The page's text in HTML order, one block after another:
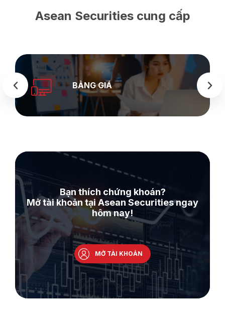
Asean Securities cung cấp
SEASTOCK
WEB
Bạn thích chứng khoán?
Mở tài khoản tại Asean Securities ngay
hôm nay!
MỞ TÀI KHOẢN